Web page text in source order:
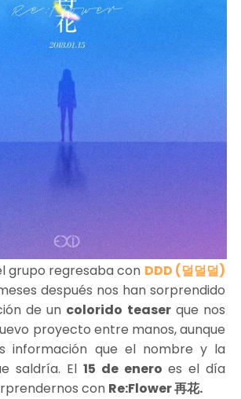
grupo regresaba con DDD (덜덜덜)
después nos han sorprendido
de un colorido teaserque nos
proyecto entre manos, aunque
información que el nombre y la
saldría. El 15 de enero es el día
con Re:Flower 再花.